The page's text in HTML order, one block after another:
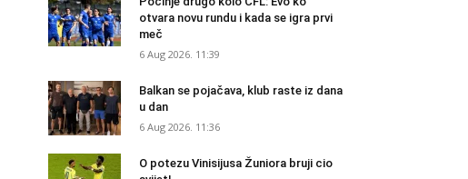
otvara novu rundu i kada se igra prvi
meč
6 Aug 2026. 11:39
Balkan se pojačava, klub raste iz dana
u dan
6 Aug 2026. 11:36
O potezu Vinisijusa Žuniora bruji cio